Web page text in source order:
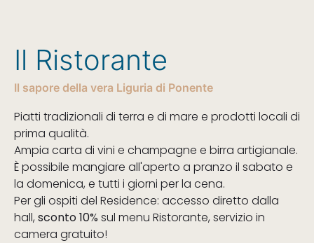
Il Ristorante
Il sapore della vera Liguria di Ponente
Piatti tradizionali di terra e di mare e prodotti locali di
prima qualità.
Ampia carta di vini e champagne e birra artigianale.
È possibile mangiare all'aperto a pranzo il sabato e
la domenica, e tutti i giorni per la cena.
Per gli ospiti del Residence: accesso diretto dalla
hall, sconto 10% sul menu Ristorante, servizio in
camera gratuito!